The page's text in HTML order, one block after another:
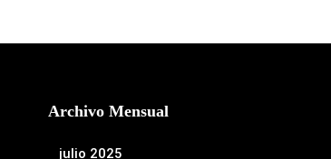
Archivo Mensual
julio 2025